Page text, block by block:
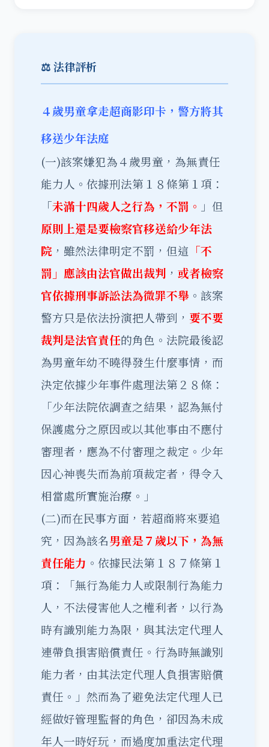
⚖️ 法律評析
４歲男童拿走超商影印卡，警方將其
移送少年法庭
(一)該案嫌犯為４歲男童，為無責任
能力人。依據刑法第１８條第１項：
「未滿十四歲人之行為，不罰。 」但
原則上還是要檢察官移送給少年法
院 ，雖然法律明定不罰，但這 「不
罰」應該由法官做出裁判 ， 或者檢察
官依據刑事訴訟法為微罪不舉 。該案
警方只是依法扮演把人帶到， 要不要
裁判是法官責任的角色。法院最後認
為男童年幼不曉得發生什麼事情，而
決定依據少年事件處理法第２８條：
「少年法院依調查之結果，認為無付
保護處分之原因或以其他事由不應付
審理者，應為不付審理之裁定。少年
因心神喪失而為前項裁定者，得令入
相當處所實施治療。」
(二)而在民事方面，若超商將來要追
究，因為該名男童是７歲以下，為無
責任能力 。依據民法第１８７條第１
項：「無行為能力人或限制行為能力
人，不法侵害他人之權利者，以行為
時有識別能力為限，與其法定代理人
連帶負損害賠償責任。行為時無識別
能力者，由其法定代理人負損害賠償
責任。」然而為了避免法定代理人已
經做好管理監督的角色，卻因為未成
年人一時好玩，而過度加重法定代理